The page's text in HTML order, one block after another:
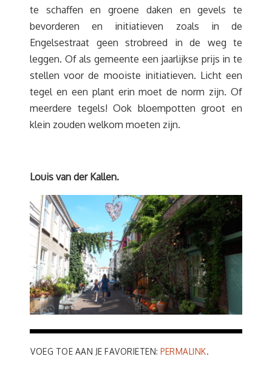
te schaffen en groene daken en gevels te
bevorderen en initiatieven zoals in de
Engelsestraat geen strobreed in de weg te
leggen. Of als gemeente een jaarlijkse prijs in te
stellen voor de mooiste initiatieven. Licht een
tegel en een plant erin moet de norm zijn. Of
meerdere tegels! Ook bloempotten groot en
klein zouden welkom moeten zijn.
Louis van der Kallen.
VOEG TOE AAN JE FAVORIETEN: PERMALINK.